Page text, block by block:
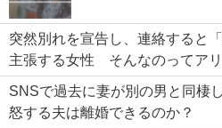
突然別れを宣告し、連絡すると
主張する女性 そんなのってアリ
SNSで過去に妻が別の男と同棲
怒する夫は離婚できるのか？